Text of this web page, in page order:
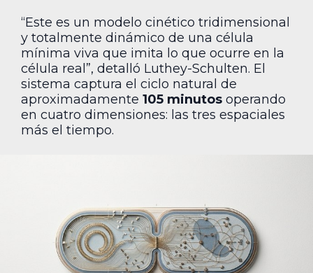
“Este es un modelo cinético tridimensional
y totalmente dinámico de una célula
mínima viva que imita lo que ocurre en la
célula real”, detalló Luthey-Schulten. El
sistema captura el ciclo natural de
aproximadamente 105 minutos operando
en cuatro dimensiones: las tres espaciales
más el tiempo.